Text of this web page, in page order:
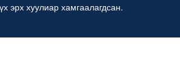
эрх хуулиар хамгаалагдсан.